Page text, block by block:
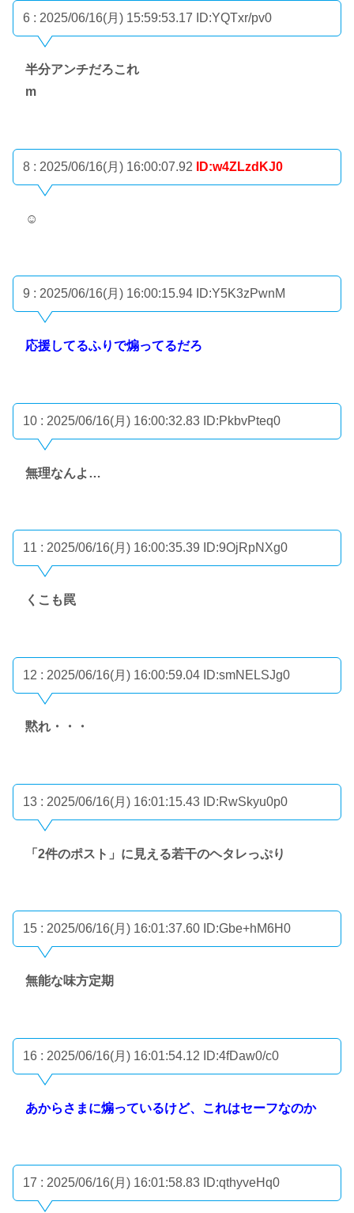
6 : 2025/06/16(月) 15:59:53.17 ID:YQTxr/pv0
半分アンチだろこれ
m
8 : 2025/06/16(月) 16:00:07.92 ID:w4ZLzdKJ0
☺
9 : 2025/06/16(月) 16:00:15.94 ID:Y5K3zPwnM
応援してるふりで煽ってるだろ
10 : 2025/06/16(月) 16:00:32.83 ID:PkbvPteq0
無理なんよ…
11 : 2025/06/16(月) 16:00:35.39 ID:9OjRpNXg0
くこも罠
12 : 2025/06/16(月) 16:00:59.04 ID:smNELSJg0
黙れ・・・
13 : 2025/06/16(月) 16:01:15.43 ID:RwSkyu0p0
「2件のポスト」に見える若干のヘタレっぷり
15 : 2025/06/16(月) 16:01:37.60 ID:Gbe+hM6H0
無能な味方定期
16 : 2025/06/16(月) 16:01:54.12 ID:4fDaw0/c0
あからさまに煽っているけど、これはセーフなのか
17 : 2025/06/16(月) 16:01:58.83 ID:qthyveHq0